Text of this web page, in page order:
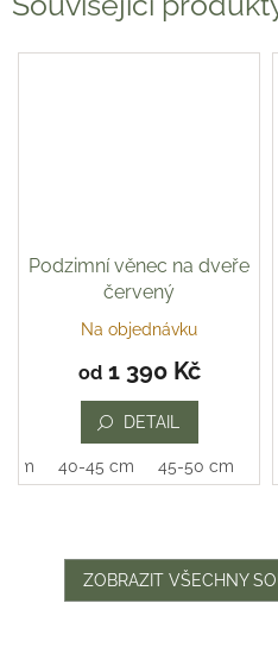
Podzimní věnec na dveře
červený
Na objednávku
od1 390 Kč
DETAIL
cm 40-45 cm 45-50 cm35-40
ZOBRAZIT VŠECHNY